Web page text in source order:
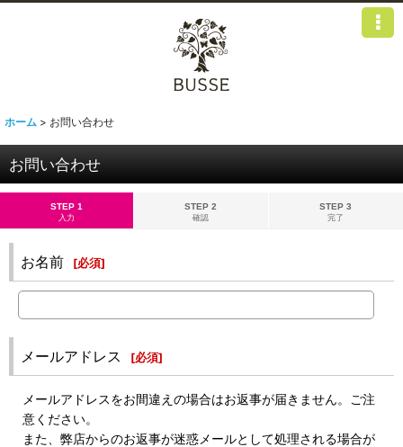
ホーム > お問い合わせ
お問い合わせ
STEP 1
入力
STEP 2
確認
STEP 3
完了
お名前 [必須]
メールアドレス [必須]
メールアドレスをお間違えの場合はお返事が届きません。ご注
意ください。
また、弊店からのお返事が迷惑メールとして処理される場合が